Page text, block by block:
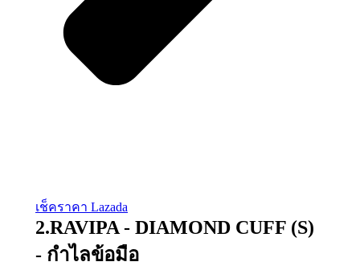
เช็คราคา Lazada
2.RAVIPA - DIAMOND CUFF (S)
- กำไลข้อมือ